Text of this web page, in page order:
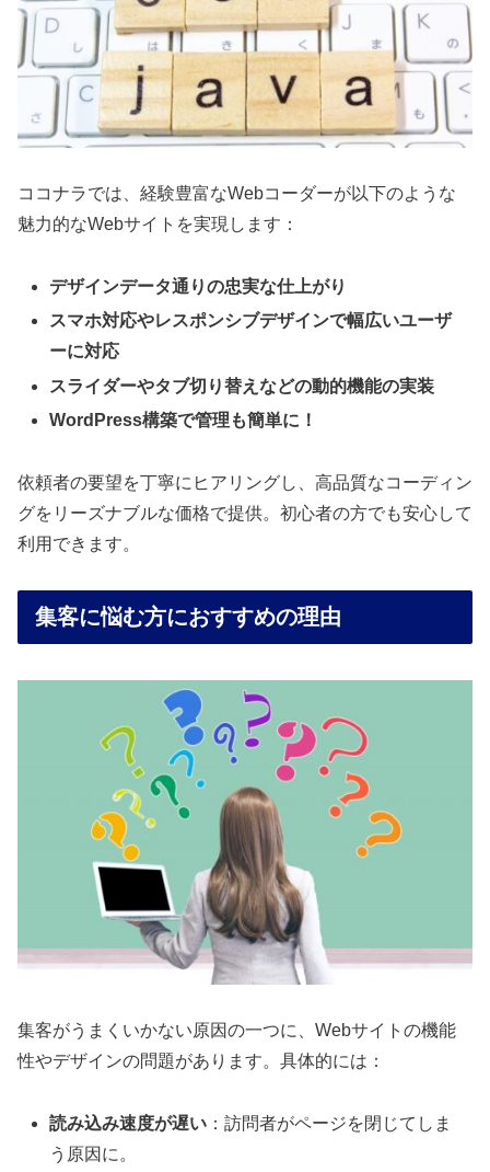
ココナラでは、経験豊富なWebコーダーが以下のような
魅力的なWebサイトを実現します：
デザインデータ通りの忠実な仕上がり
スマホ対応やレスポンシブデザインで幅広いユーザ
ーに対応
スライダーやタブ切り替えなどの動的機能の実装
WordPress構築で管理も簡単に！
依頼者の要望を丁寧にヒアリングし、高品質なコーディン
グをリーズナブルな価格で提供。初心者の方でも安心して
利用できます。
集客に悩む方におすすめの理由
集客がうまくいかない原因の一つに、Webサイトの機能
性やデザインの問題があります。具体的には：
読み込み速度が遅い ：訪問者がページを閉じてしま
う原因に。